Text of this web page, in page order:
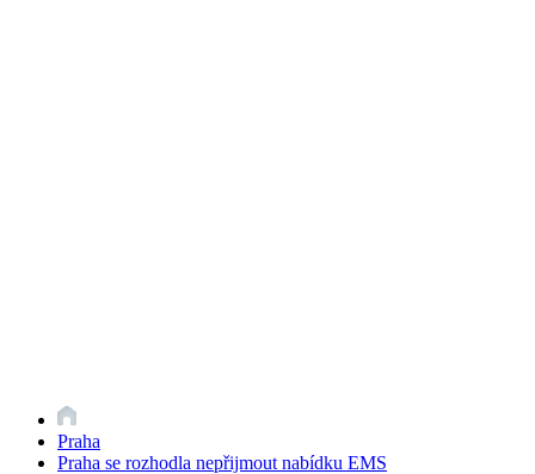
Praha
Praha se rozhodla nepřijmout nabídku EMS